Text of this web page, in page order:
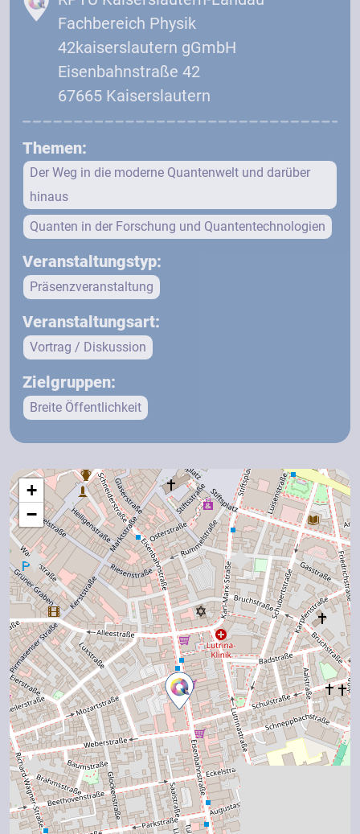
Fachbereich Physik
42kaiserslautern gGmbH
Eisenbahnstraße 42
67665 Kaiserslautern
Themen:
Der Weg in die moderne Quantenwelt und darüber
hinaus
Quanten in der Forschung und Quantentechnologien
Veranstaltungstyp:
Präsenzveranstaltung
Veranstaltungsart:
Vortrag / Diskussion
Zielgruppen:
Breite Öffentlichkeit
+
−